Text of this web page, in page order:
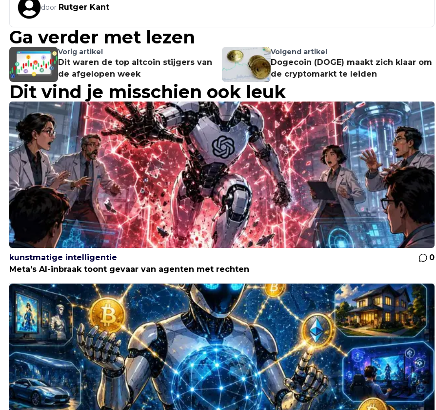
door Rutger Kant
Ga verder met lezen
Vorig artikel
Dit waren de top altcoin stijgers van
de afgelopen week
Volgend artikel
Dogecoin (DOGE) maakt zich klaar om
de cryptomarkt te leiden
Dit vind je misschien ook leuk
kunstmatige intelligentie
0
Meta’s AI-inbraak toont gevaar van agenten met rechten